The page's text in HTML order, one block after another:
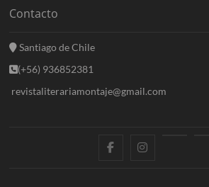
Contacto
Santiago de Chile
(+56) 936852381
revistaliterariamontaje@gmail.com